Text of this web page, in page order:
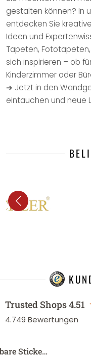
gestalten können? In
entdecken Sie
Ideen und
Tapeten,
sich inspirieren – ob
Kinderzimmer oder
➔ Jetzt in den
eintauchen und neue
Trusted Shops4.51
4.749 Bewertungen
Sticke…